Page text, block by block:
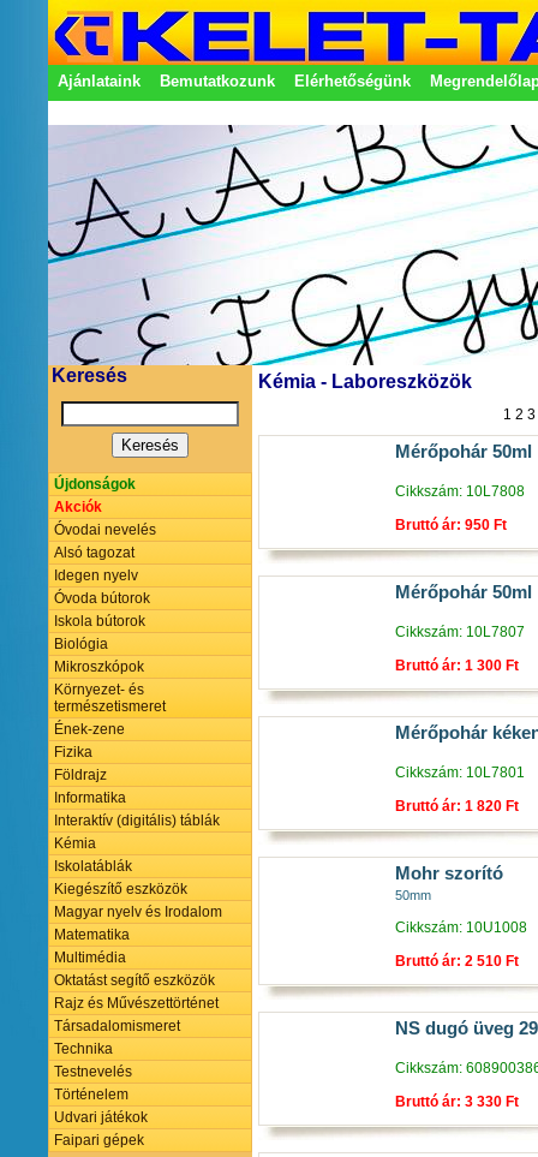
Ajánlataink Bemutatkozunk Elérhetőségünk
Keresés
Újdonságok
Akciók
Óvodai nevelés
Alsó tagozat
Idegen nyelv
Óvoda bútorok
Iskola bútorok
Biológia
Mikroszkópok
Környezet- és
természetismeret
Ének-zene
Fizika
Földrajz
Informatika
Interaktív (digitális) táblák
Kémia
Iskolatáblák
Kiegészítő eszközök
Magyar nyelv és Irodalom
Matematika
Multimédia
Oktatást segítő eszközök
Rajz és Művészettörténet
Társadalomismeret
Technika
Testnevelés
Történelem
Udvari játékok
Faipari gépek
Kémia - Laboreszközök
1 2 3
Mérőpohár 50ml
Cikkszám: 10L7808
Bruttó ár: 950 Ft
Mérőpohár
Cikkszám: 10L7807
Bruttó ár: 1 300 Ft
Mérőpohár
Cikkszám: 10L7801
Bruttó ár: 1 820 Ft
Mohr szorító
50mm
Cikkszám: 10U1008
Bruttó ár: 2 510 Ft
NS dugó üveg
Cikkszám:
Bruttó ár: 3 330 Ft